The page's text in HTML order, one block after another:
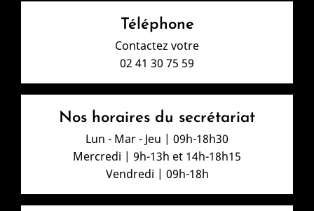
Téléphone
Contactez votre
02 41 30 75 59
Nos horaires du secrétariat
Lun - Mar - Jeu | 09h-18h30
Mercredi | 9h-13h et 14h-18h15
Vendredi | 09h-18h